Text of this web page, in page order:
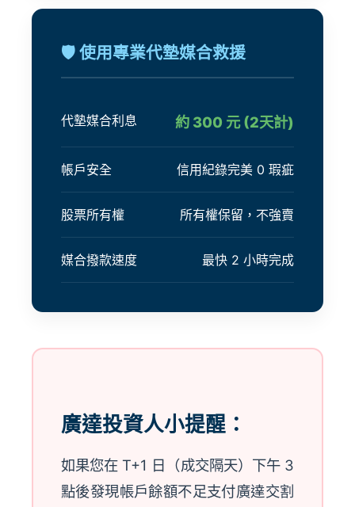
🛡 使用專業代墊媒合救援
代墊媒合利息 約 300 元 (2天計)
帳戶安全 信用紀錄完美 0 瑕疵
股票所有權 所有權保留，不強賣
媒合撥款速度 最快 2 小時完成
廣達投資人小提醒：
如果您在 T+1 日（成交隔天）下午 3
點後發現帳戶餘額不足支付廣達交割